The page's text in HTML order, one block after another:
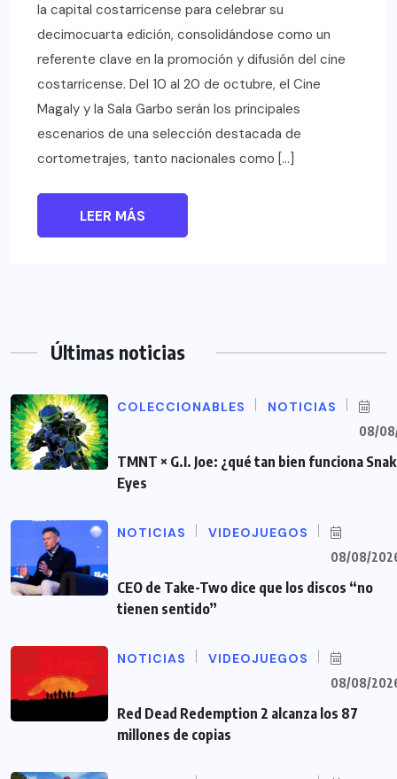
la capital costarricense para celebrar su
decimocuarta edición, consolidándose como un
referente clave en la promoción y difusión del cine
costarricense. Del 10 al 20 de octubre, el Cine
Magaly y la Sala Garbo serán los principales
escenarios de una selección destacada de
cortometrajes, tanto nacionales como […]
LEER MÁS
Últimas noticias
COLECCIONABLES NOTICIAS
08/
TMNT × G.I. Joe: ¿qué tan bien funciona
Eyes
NOTICIAS VIDEOJUEGOS
08/08/
CEO de Take-Two dice que los discos “no
tienen sentido”
NOTICIAS VIDEOJUEGOS
08/08/
Red Dead Redemption 2 alcanza los 87
millones de copias